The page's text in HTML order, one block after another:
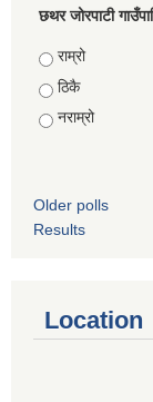
छथर जोरपाटी
Choices
राम्रो
ठिकै
नराम्रो
Older polls
Results
Location